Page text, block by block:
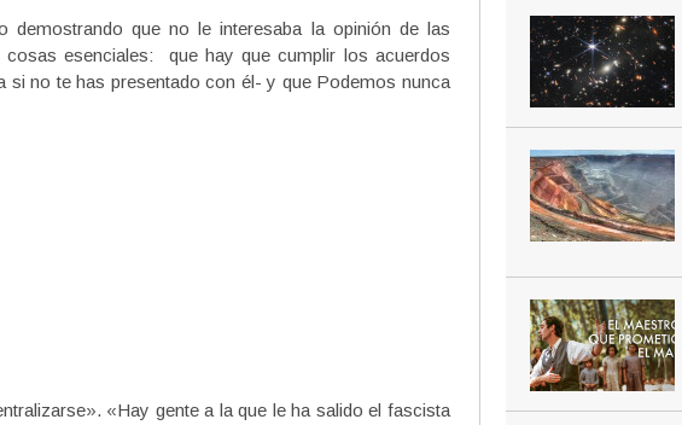
demostrando que no le interesaba la opinión de las
esenciales: que hay que cumplir los acuerdos
si no te has presentado con él- y que Podemos nunca
«Hay gente a la que le ha salido el fascista